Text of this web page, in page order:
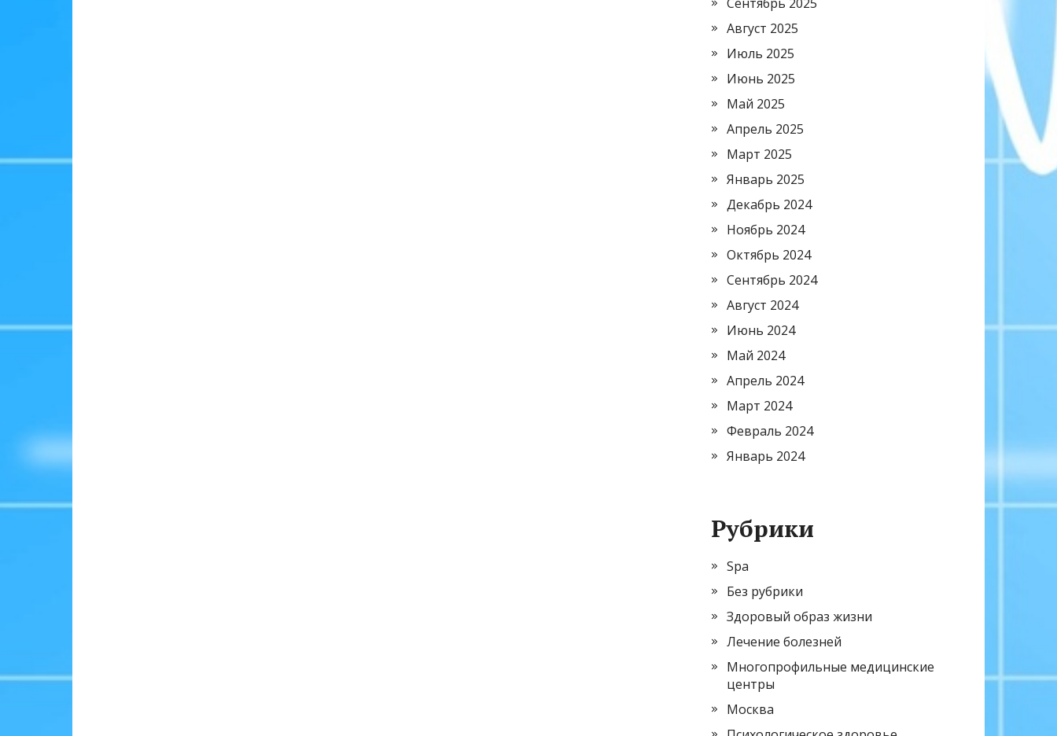
Август 2025
Июль 2025
Июнь 2025
Май 2025
Апрель 2025
Март 2025
Январь 2025
Декабрь 2024
Ноябрь 2024
Октябрь 2024
Сентябрь 2024
Август 2024
Июнь 2024
Май 2024
Апрель 2024
Март 2024
Февраль 2024
Январь 2024
Рубрики
Spa
Без рубрики
Здоровый образ жизни
Лечение болезней
Многопрофильные медицинские
центры
Москва